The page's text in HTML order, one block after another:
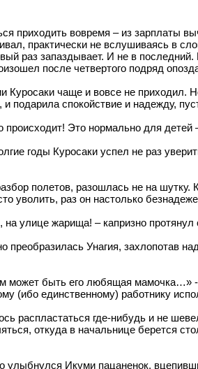
приходить вовремя – из зарплаты
практически не вслушиваясь в
раз запаздывает. И не в
после четвертого подряд
чаще и вовсе не приходил.
и подарила спокойствие и надежду,
происходит! Это нормально для детей
годы Куросаки успел не раз
полетов, разошлась не на шутку.
уволить, раз он настолько
улице жарища! – капризно протянул
преобразилась Унагия, захлопотав
может быть его любящая мамочка…» -
(ибо единственному) работнику
распластаться где-нибудь и не
откуда в начальнице берется
улыбнулся Икуми пацаненок,